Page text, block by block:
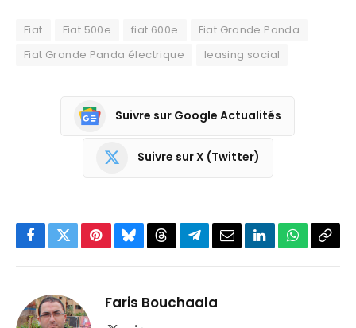
Fiat Fiat 500e fiat 600e
Fiat Grande Panda
Fiat Grande Panda électrique
leasing social
Suivre sur Google Actualités
Suivre sur X (Twitter)
Facebook
TwitterPinterestBlueskyThreadsPartager
Telegram
EmailLinkedInWhatsApp
Faris Bouchaala